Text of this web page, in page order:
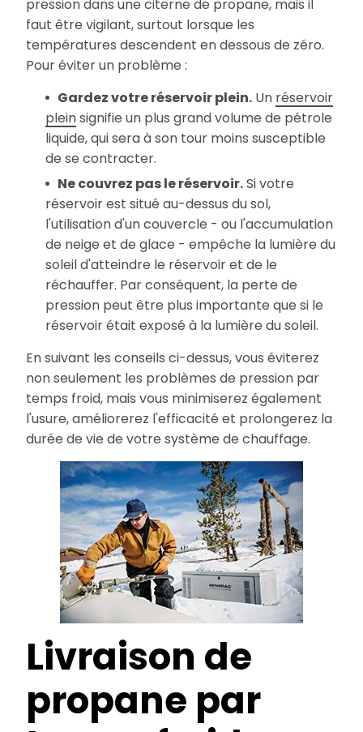
pression dans une citerne de propane, mais il
faut être vigilant, surtout lorsque les
températures descendent en dessous de zéro.
Pour éviter un problème :
Gardez votre réservoir plein.Un réservoir
pleinsignifie un plus grand volume de pétrole
liquide, qui sera à son tour moins susceptible
de se contracter.
Ne couvrez pas le réservoir.Si votre
réservoir est situé au-dessus du sol,
l'utilisation d'un couvercle - ou l'accumulation
de neige et de glace - empêche la lumière du
soleil d'atteindre le réservoir et de le
réchauffer. Par conséquent, la perte de
pression peut être plus importante que si le
réservoir était exposé à la lumière du soleil.
En suivant les conseils ci-dessus, vous éviterez
non seulement les problèmes de pression par
temps froid, mais vous minimiserez également
l'usure, améliorerez l'efficacité et prolongerez la
durée de vie de votre système de chauffage.
Livraison de
propane par